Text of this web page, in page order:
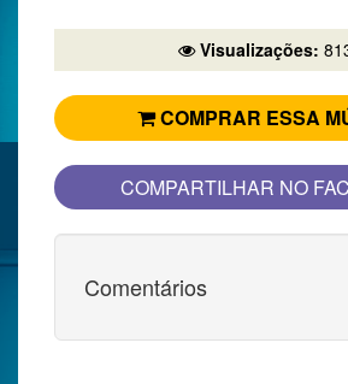
Visualizações:
COMPRAR ESSA
COMPARTILHAR NO
Comentários